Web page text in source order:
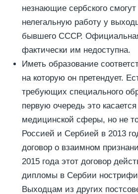
незнающие сербского
нелегальную работу у
бывшего СССР.
фактически им недоступна.
Иметь образование
на которую он претендует.
требующих специального
первую очередь это
медицинской сферы, но не
Россией и Сербией в 2013
договор о взаимном
2015 года этот договор
дипломы в Сербии
Выходцам из других